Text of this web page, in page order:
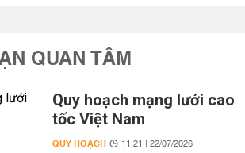
QUAN TÂM
Quy hoạch mạng lưới cao
tốc Việt Nam
QUY HOẠCH 11:21 | 22/07/2026